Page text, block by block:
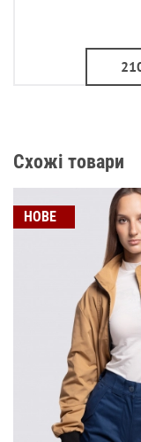
Схожі товари
НОВЕ